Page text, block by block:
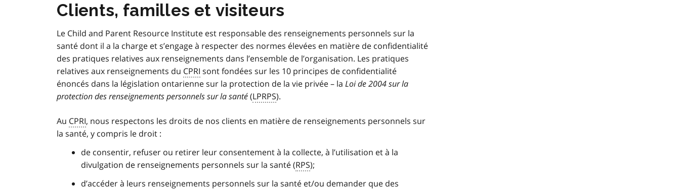
Clients, familles et visiteurs
Le Child and Parent Resource Institute est responsable des renseignements personnels sur la
santé dont il a la charge et s’engage à respecter des normes élevées en matière de confidentialité
des pratiques relatives aux renseignements dans l’ensemble de l’organisation. Les pratiques
relatives aux renseignements du CPRI sont fondées sur les 10 principes de confidentialité
énoncés dans la législation ontarienne sur la protection de la vie privée – la Loi de 2004 sur la
protection des renseignements personnels sur la santé(LPRPS).
Au CPRI, nous respectons les droits de nos clients en matière de renseignements personnels sur
la santé, y compris le droit :
de consentir, refuser ou retirer leur consentement à la collecte, à l’utilisation et à la
divulgation de renseignements personnels sur la santé (RPS);
d’accéder à leurs renseignements personnels sur la santé et/ou demander que des